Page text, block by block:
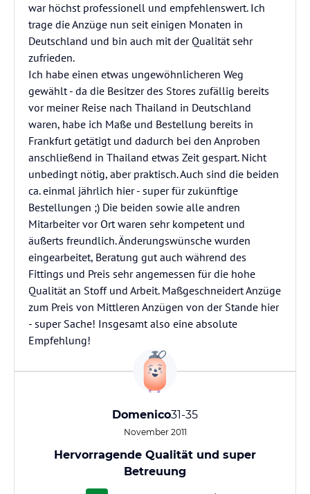
war höchst professionell und empfehlenswert. Ich
trage die Anzüge nun seit einigen Monaten in
Deutschland und bin auch mit der Qualität sehr
zufrieden.
Ich habe einen etwas ungewöhnlicheren Weg
gewählt - da die Besitzer des Stores zufällig bereits
vor meiner Reise nach Thailand in Deutschland
waren, habe ich Maße und Bestellung bereits in
Frankfurt getätigt und dadurch bei den Anproben
anschließend in Thailand etwas Zeit gespart. Nicht
unbedingt nötig, aber praktisch. Auch sind die beiden
ca. einmal jährlich hier - super für zukünftige
Bestellungen ;) Die beiden sowie alle andren
Mitarbeiter vor Ort waren sehr kompetent und
äußerts freundlich. Änderungswünsche wurden
eingearbeitet, Beratung gut auch während des
Fittings und Preis sehr angemessen für die hohe
Qualität an Stoff und Arbeit. Maßgeschneidert Anzüge
zum Preis von Mittleren Anzügen von der Stande hier
- super Sache! Insgesamt also eine absolute
Empfehlung!
Domenico31-35
November 2011
Hervorragende Qualität und super
Betreuung